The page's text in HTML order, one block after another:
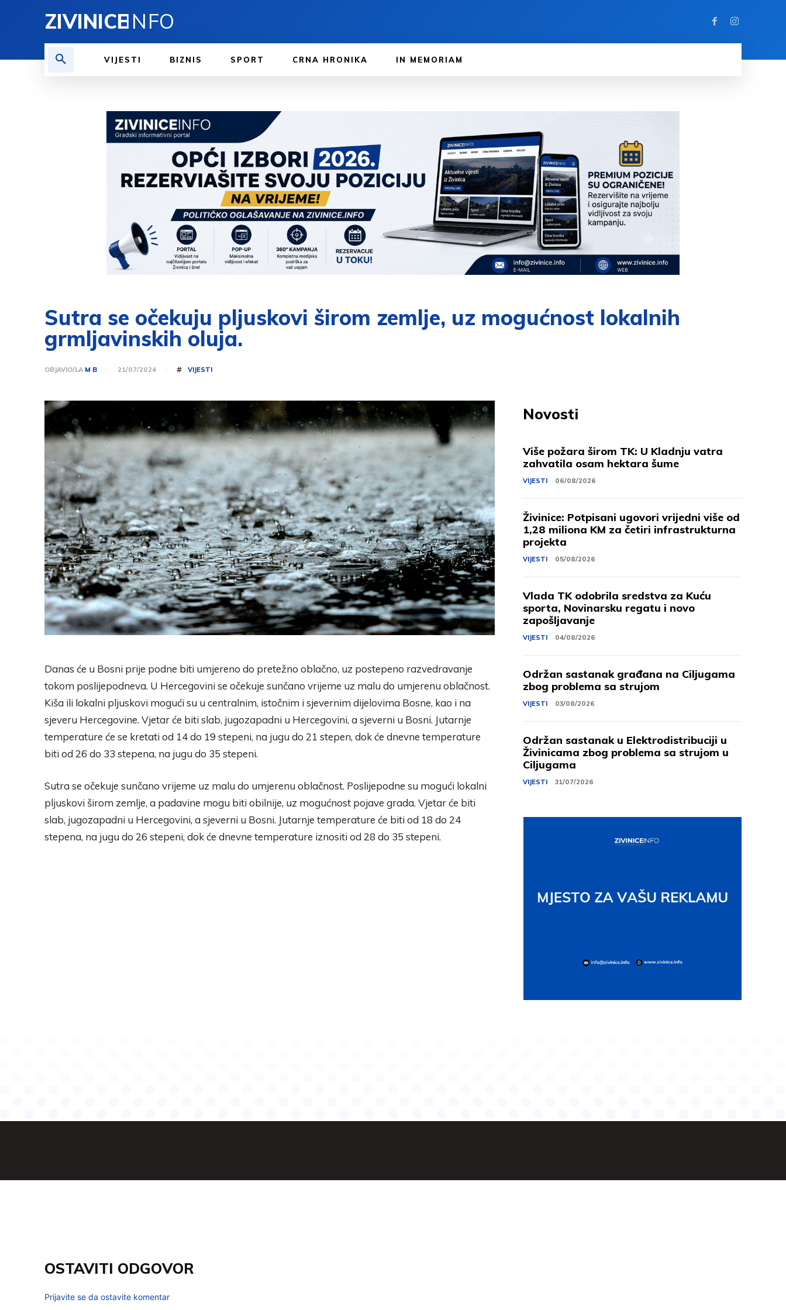
ZIVINICEINFO
VIJESTI BIZNIS SPORT CRNA HRONIKA IN MEMORIAM
Sutra se očekuju pljuskovi širom zemlje, uz mogućnost lokalnih
grmljavinskih oluja.
OBJAVIO/LA M B 21/07/2024 # VIJESTI
Danas će u Bosni prije podne biti umjereno do pretežno oblačno, uz postepeno razvedravanje
tokom poslijepodneva. U Hercegovini se očekuje sunčano vrijeme uz malu do umjerenu oblačnost.
Kiša ili lokalni pljuskovi mogući su u centralnim, istočnim i sjevernim dijelovima Bosne, kao i na
sjeveru Hercegovine. Vjetar će biti slab, jugozapadni u Hercegovini, a sjeverni u Bosni. Jutarnje
temperature će se kretati od 14 do 19 stepeni, na jugu do 21 stepen, dok će dnevne temperature
biti od 26 do 33 stepena, na jugu do 35 stepeni.
Sutra se očekuje sunčano vrijeme uz malu do umjerenu oblačnost. Poslijepodne su mogući lokalni
pljuskovi širom zemlje, a padavine mogu biti obilnije, uz mogućnost pojave grada. Vjetar će biti
slab, jugozapadni u Hercegovini, a sjeverni u Bosni. Jutarnje temperature će biti od 18 do 24
stepena, na jugu do 26 stepeni, dok će dnevne temperature iznositi od 28 do 35 stepeni.
Novosti
Više požara širom TK: U Kladnju vatra
zahvatila osam hektara šume
VIJESTI 06/08/2026
Živinice: Potpisani ugovori vrijedni više od
1,28 miliona KM za četiri infrastrukturna
projekta
VIJESTI 05/08/2026
Vlada TK odobrila sredstva za Kuću
sporta, Novinarsku regatu i novo
zapošljavanje
VIJESTI 04/08/2026
Održan sastanak građana na Ciljugama
zbog problema sa strujom
VIJESTI 03/08/2026
Održan sastanak u Elektrodistribuciji u
Živinicama zbog problema sa strujom u
Ciljugama
VIJESTI 31/07/2026
OSTAVITI ODGOVOR
Prijavite se da ostavite komentar